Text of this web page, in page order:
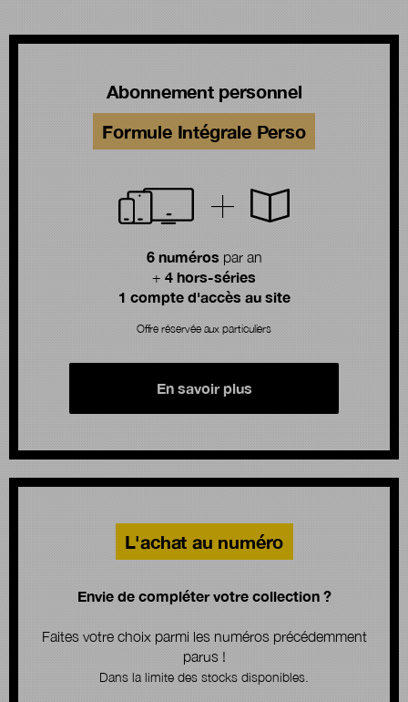
Abonnement personnel
Formule Intégrale Perso
6 numérospar an
+ 4 hors-séries
1 compte d'accès au site
Offre réservée aux particuliers
En savoir plus
L'achat au numéro
Envie de compléter votre collection ?
Faites votre choix parmi les numéros précédemment
parus !
Dans la limite des stocks disponibles.